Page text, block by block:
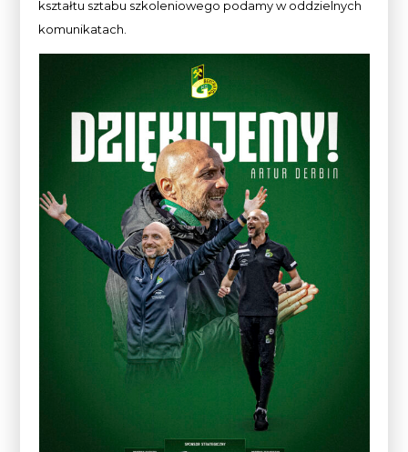
kształtu sztabu szkoleniowego podamy w oddzielnych
komunikatach.